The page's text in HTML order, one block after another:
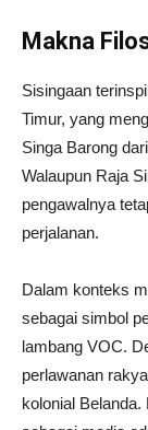
Makna
Sisingaan
Timur, yang
Singa Barong
Walaupun Raja
pengawalnya
perjalanan.
Dalam konteks
sebagai simbol
lambang VOC.
perlawanan
kolonial